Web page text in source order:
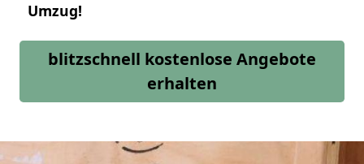
Umzug!
blitzschnell kostenlose Angebote
erhalten